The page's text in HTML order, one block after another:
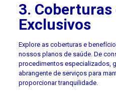
3.
Exclusivos
Explore as coberturas e
nossos planos de saúde. De
procedimentos especializados,
abrangente de serviços para
proporcionar tranquilidade.